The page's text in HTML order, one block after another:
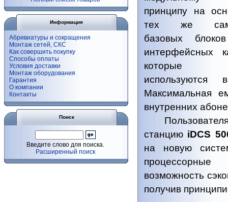
Информация
Абривиатуры и сокращения
Монтаж сетей, СКС
Как совершить покупку
Способы оплаты
Условия доставки
Монтаж оборудования
Гарантия
О компании
Контакты
Поиск
Введите слово для поиска.
Расширенный поиск
принципу на
тех же
базовых
интерфейсных
которые
Максимальная
внутренних
станцию iDCS
на новую
возможность
получив